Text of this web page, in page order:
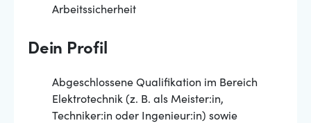
Arbeitssicherheit
Dein Profil
Abgeschlossene Qualifikation im Bereich
Elektrotechnik (z. B. als Meister:in,
Techniker:in oder Ingenieur:in) sowie